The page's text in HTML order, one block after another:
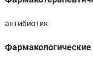
антибиотик
Фармакологические